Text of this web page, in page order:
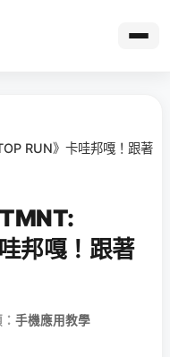
RUN》卡哇邦嘎！跟著
邦嘎！跟著
手機應用教學